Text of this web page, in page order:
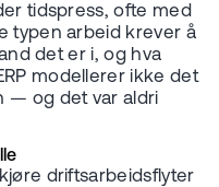
tidspress, ofte med
typen arbeid krever å
det er i, og hva
modellerer ikke det
— og det var aldri
driftsarbeidsflyter